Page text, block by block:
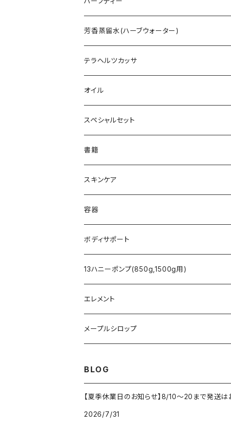
HIG ハニーインザガーデン
レザーウッド
クローバー
ニュージーランド
ネイティブハニー
マヌカハニー
マレーシア
13honey
アップルヴィネガー
スコットランド
ヘザー
クローバー
フィリピン
アナヤ
ペパーミントMix
ラトビア
リンデン
バックウィート
エリクシール
HFL(ハニーフォーライフ)
マヌカハニー
ラクトフェリン
ビール酵母
ドミゾワ
アミノトロピックメタ(グリシン黒糖)
ハーブティー - Fire 火 -
ハーブティー - Earth 土 -
ハーブティー - Wind 風 -
ハーブティー - Water 水 -
ハーブティー - L'ondulation -
ハーブティー - L'infini -
芳香蒸留水(ハーブウォーター)
ローズウォーター
ローズゼラニウムウォーター
ラベンダーウォーター
ローズマリーウォーター
レモングラスウォーター
フランキンセンスウォーター
テラヘルツカッサ
カッサ
オイル
MCTオイル
シアバター
アルガンオイル
ホホバオイル
ココナッツオイル
バーム
フランキンセンスオイル
スキンオイル
スペシャルセット
書籍
スキンケア
ハニーエイド
クレイパック
容器
スプレーボトル
ボディサポート
腹巻タイプ トルマリン（ベージュ）
腹巻タイプ テラヘルツ（黒）
13ハニーポンプ(850g,1500g用)
13ハニーポンプ(850g,1500g用)
エレメント
火
水
メープルシロップ
ダーク（Dark）
BLOG
【夏季休業日のお知らせ】8/10～20まで発送は
2026/7/31